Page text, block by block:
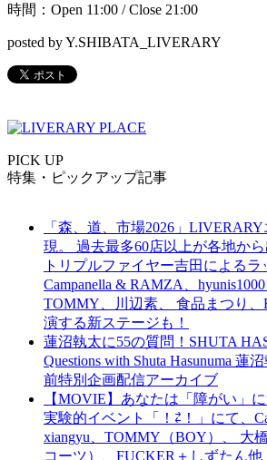
時間：Open 11:00 / Close 21:00
posted by Y.SHIBATA_LIVERARY
PICK UP
特集・ピックアップ記事
「森、道、市場2026」
現。 過去最多60店以上が各地か
トリプルファイヤー吉田によるラ
Campanella & RAMZA、
TOMMY、川辺素、 食品まつり、
演する新ステージも！
蓮沼執太に55の質問！SHUTA
Questions with Shuta Hasunuma 蓮
前特別企画配信アーカイブ
【MOVIE】あなたは「障がい」
実験的イベント「！⇄！」にて、
xiangyu、TOMMY（BOY）、 大
コーツ）、FUCKER＋しずたん